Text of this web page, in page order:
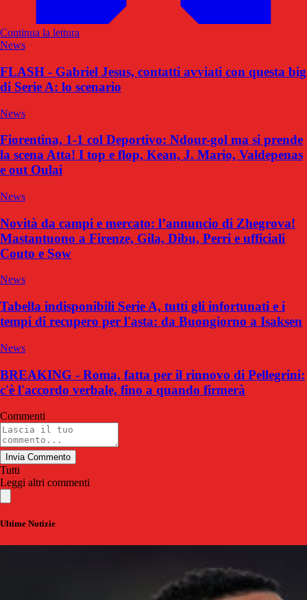
Continua la lettura
News
FLASH - Gabriel Jesus, contatti avviati con questa big
di Serie A: lo scenario
News
Fiorentina, 1-1 col Deportivo: Ndour-gol ma si prende
la scena Atta! I top e flop, Kean, J. Mario, Valdepenas
e out Oulai
News
Novità da campi e mercato: l’annuncio di Zhegrova!
Mastantuono a Firenze, Gila, Dibu, Perri e ufficiali
Couto e Sow
News
Tabella indisponibili Serie A, tutti gli infortunati e i
tempi di recupero per l'asta: da Buongiorno a Isaksen
News
BREAKING - Roma, fatta per il rinnovo di Pellegrini:
c'è l'accordo verbale, fino a quando firmerà
Commenti
Invia Commento
Tutti
Leggi altri commenti
Ultime Notizie